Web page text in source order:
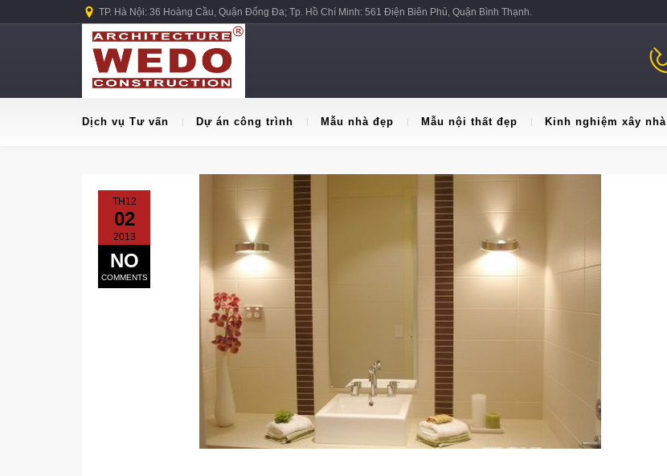
TP. Hà Nội: 36 Hoàng Cầu, Quận Đống Đa; Tp. Hồ Chí Minh: 561 Điện Biên Phủ, Quận Bình Thạnh.
Dịch vụ Tư vấn Dự án công trình Mẫu nhà đẹp Mẫu nội thất đẹp Kinh nghiệm xây nhà
TH12
02
2013
NO
COMMENTS